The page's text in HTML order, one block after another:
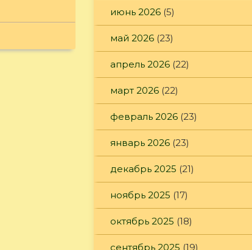
июнь 2026 (5)
май 2026 (23)
апрель 2026 (22)
март 2026 (22)
февраль 2026 (23)
январь 2026 (23)
декабрь 2025 (21)
ноябрь 2025 (17)
октябрь 2025 (18)
сентябрь 2025 (19)